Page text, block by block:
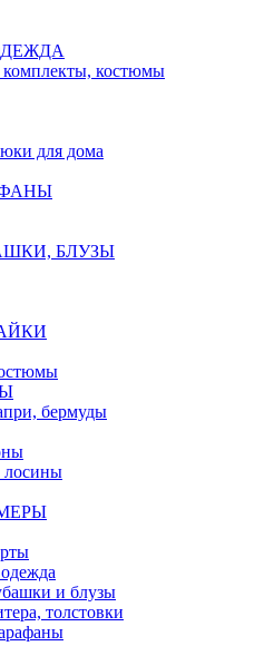
костюмы
для дома
БЛУЗЫ
бермуды
лосины
и блузы
толстовки